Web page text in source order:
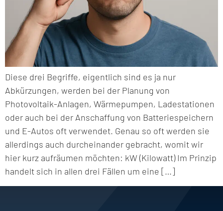
Diese drei Begriffe, eigentlich sind es ja nur
Abkürzungen, werden bei der Planung von
Photovoltaik-Anlagen, Wärmepumpen, Ladestationen
oder auch bei der Anschaffung von Batteriespeichern
und E-Autos oft verwendet. Genau so oft werden sie
allerdings auch durcheinander gebracht, womit wir
hier kurz aufräumen möchten: kW (Kilowatt) Im Prinzip
handelt sich in allen drei Fällen um eine […]